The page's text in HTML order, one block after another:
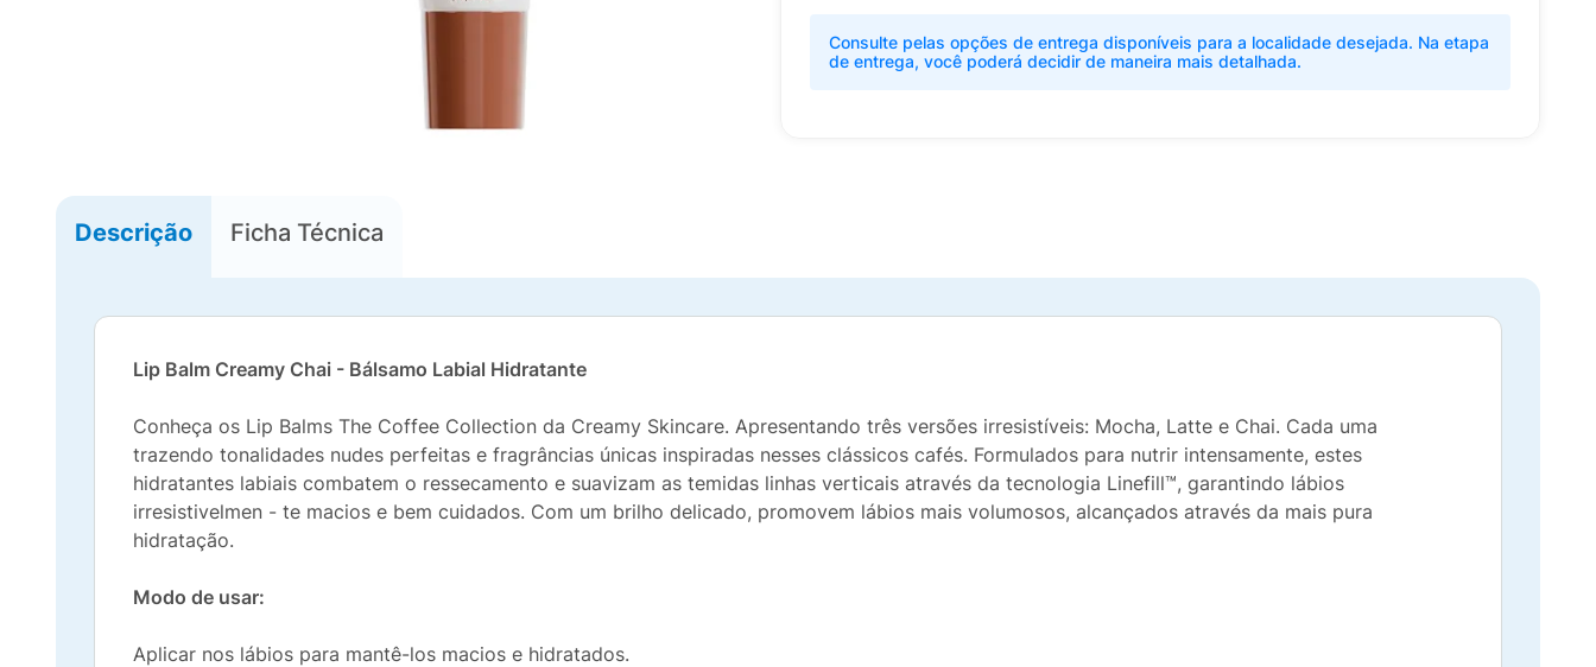
Consulte pelas opções de entrega disponíveis para a localidade desejada. Na etapa
de entrega, você poderá decidir de maneira mais detalhada.
Descrição Ficha Técnica
Lip Balm Creamy Chai - Bálsamo Labial Hidratante
Conheça os Lip Balms The Coffee Collection da Creamy Skincare. Apresentando três versões irresistíveis: Mocha, Latte e Chai. Cada uma
trazendo tonalidades nudes perfeitas e fragrâncias únicas inspiradas nesses clássicos cafés. Formulados para nutrir intensamente, estes
hidratantes labiais combatem o ressecamento e suavizam as temidas linhas verticais através da tecnologia Linefill™, garantindo lábios
irresistivelmen - te macios e bem cuidados. Com um brilho delicado, promovem lábios mais volumosos, alcançados através da mais pura
hidratação.
Modo de usar:
Aplicar nos lábios para mantê-los macios e hidratados.